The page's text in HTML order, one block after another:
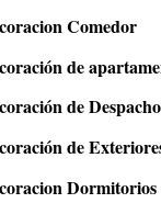
Comedor
de
de
de
Dormitorios